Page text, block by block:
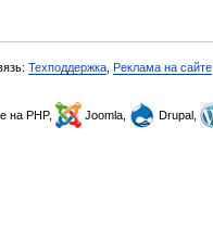
Техподдержка Реклама на сайте
на PHP, Joomla, Drupal,